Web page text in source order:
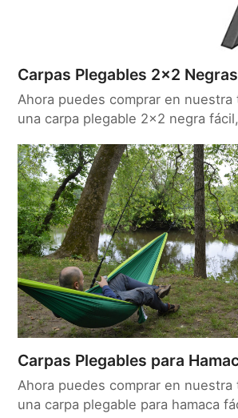
Carpas Plegables 2×2 Negras
Ahora puedes comprar en nuestra
una carpa plegable 2x2 negra
Carpas Plegables para
Ahora puedes comprar en nuestra
una carpa plegable para hamaca